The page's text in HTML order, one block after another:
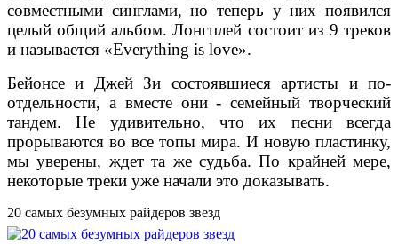
совместными синглами, но теперь у них появился
целый общий альбом. Лонгплей состоит из 9 треков
и называется «Everything is love».
Бейонсе и Джей Зи состоявшиеся артисты и по-
отдельности, а вместе они - семейный творческий
тандем. Не удивительно, что их песни всегда
прорываются во все топы мира. И новую пластинку,
мы уверены, ждет та же судьба. По крайней мере,
некоторые треки уже начали это доказывать.
20 самых безумных райдеров звезд